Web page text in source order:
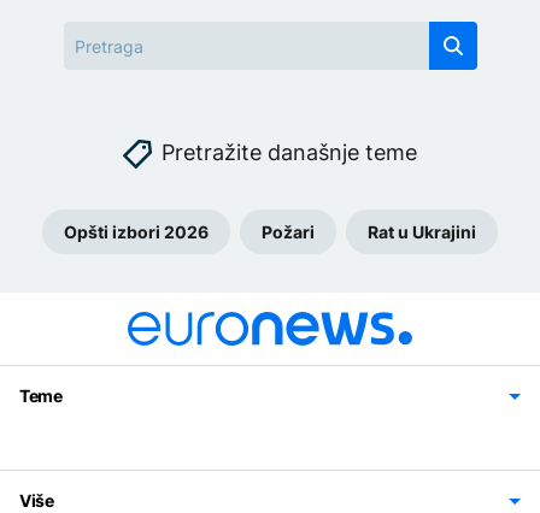
Pretražite današnje teme
Opšti izbori 2026 Požari Rat u Ukrajini
Teme
Svijet
Sport
Magazin
Više